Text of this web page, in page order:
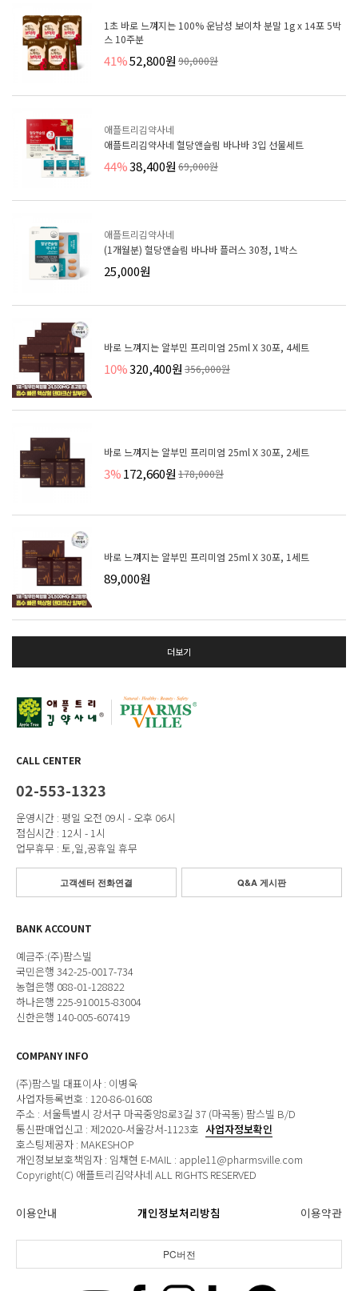
1초 바로 느껴지는 100% 운남성 보이차 분말 1g x 14포 5박
스 10주분
41%52,800원 90,000원
애플트리김약사네
애플트리김약사네 혈당앤슬림 바나바 3입 선물세트
44%38,400원 69,000원
애플트리김약사네
(1개월분) 혈당앤슬림 바나바 플러스 30정, 1박스
25,000원
바로 느껴지는 알부민 프리미엄 25ml X 30포, 4세트
10%320,400원 356,000원
바로 느껴지는 알부민 프리미엄 25ml X 30포, 2세트
3%172,660원 178,000원
바로 느껴지는 알부민 프리미엄 25ml X 30포, 1세트
89,000원
더보기
CALL CENTER
02-553-1323
운영시간 : 평일 오전 09시 - 오후 06시
점심시간 : 12시 - 1시
업무휴무 : 토,일,공휴일 휴무
고객센터 전화연결 Q&A 게시판
BANK ACCOUNT
예금주:(주)팜스빌
국민은행 342-25-0017-734
농협은행 088-01-128822
하나은행 225-910015-83004
신한은행 140-005-607419
COMPANY INFO
(주)팜스빌 대표이사 : 이병욱
사업자등록번호 : 120-86-01608
주소 : 서울특별시 강서구 마곡중앙8로3길 37 (마곡동) 팜스빌 B/D
통신판매업신고 : 제2020-서울강서-1123호 사업자정보확인
호스팅제공자 : MAKESHOP
개인정보보호책임자 : 임채현 E-MAIL : apple11@pharmsville.com
Copyright(C) 애플트리김약사네 ALL RIGHTS RESERVED
이용안내 개인정보처리방침 이용약관
PC버전